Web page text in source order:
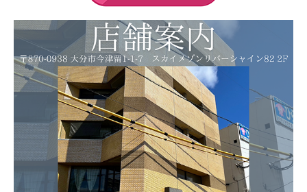
使用しているビーズ
ナイジェリア産クンツァイト：12.5mm
クンツァイト：8mm
アパタイト：7mm
フローライト：10mm
シリコンゴム仕上げ
ゴールドフィルド・パーツ使用